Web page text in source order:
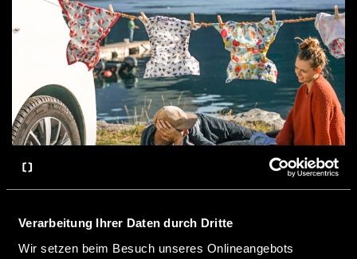
Verarbeitung Ihrer Daten durch Dritte
Wir setzen beim Besuch unseres Onlineangebots
Die Sitze werden komplett umgelegt, Alma kann